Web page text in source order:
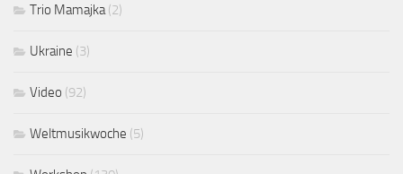
Trio Mamajka (2)
Ukraine (3)
Video (92)
Weltmusikwoche (5)